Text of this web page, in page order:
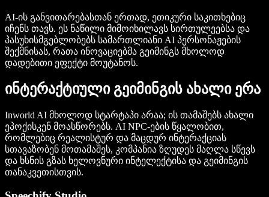
AI-ის განვითარებასთან ერთად, ეთიკური საკითხებიც
იჩენს თავს. ეს ნაწილი მიმოიხილავს სირთულეებსა და
პასუხისმგებლობებს სამართლიანი AI პერსონაჟების
შექმნისას, რათა ინოვაციებმა გეიმინგს მხოლოდ
დადებითი ეფექტი მოუტანოს.
ინტერაქტიული გეიმინგის ახალი ერა
Inworld AI მხოლოდ სტარტაპი არაა; ის თამაშებს ახალი
ეპოქისკენ მოასწორებს. AI NPC-ების წყალობით,
რომლებიც რეალისტურ და მაცდურ ინტერაქციას
სთავაზობენ მოთამაშეს, კომპანია ზღუდეს მაღლა სწევს
და ხსნის გზას ხელოვნური ინტელექტისა და გეიმინგის
თანაკვეთისთვის.